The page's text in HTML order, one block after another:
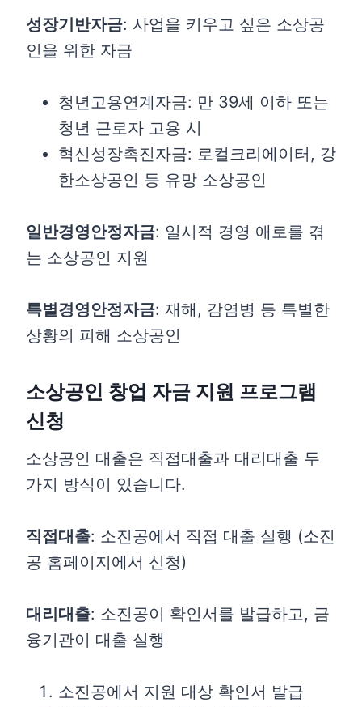
성장기반자금: 사업을 키우고 싶은 소상공
인을 위한 자금
청년고용연계자금: 만 39세 이하 또는
청년 근로자 고용 시
혁신성장촉진자금: 로컬크리에이터, 강
한소상공인 등 유망 소상공인
일반경영안정자금: 일시적 경영 애로를 겪
는 소상공인 지원
특별경영안정자금: 재해, 감염병 등 특별한
상황의 피해 소상공인
소상공인 창업 자금 지원 프로그램
신청
소상공인 대출은 직접대출과 대리대출 두
가지 방식이 있습니다.
직접대출: 소진공에서 직접 대출 실행 (소진
공 홈페이지에서 신청)
대리대출: 소진공이 확인서를 발급하고, 금
융기관이 대출 실행
소진공에서 지원 대상 확인서 발급